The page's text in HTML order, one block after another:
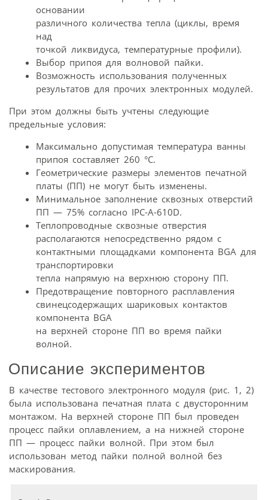
основании
различного количества тепла (циклы, время
над
точкой ликвидуса, температурные профили).
Выбор припоя для волновой пайки.
Возможность использования полученных
результатов для прочих электронных модулей.
При этом должны быть учтены следующие
предельные условия:
Максимально допустимая температура ванны
припоя составляет 260 °C.
Геометрические размеры элементов печатной
платы (ПП) не могут быть изменены.
Минимальное заполнение сквозных отверстий
ПП — 75% согласно IPC-A-610D.
Теплопроводные сквозные отверстия
располагаются непосредственно рядом с
контактными площадками компонента BGA для
транспортировки
тепла напрямую на верхнюю сторону ПП.
Предотвращение повторного расплавления
свинецсодержащих шариковых контактов
компонента BGA
на верхней стороне ПП во время пайки
волной.
Описание экспериментов
В качестве тестового электронного модуля (рис. 1, 2)
была использована печатная плата с двусторонним
монтажом. На верхней стороне ПП был проведен
процесс пайки оплавлением, а на нижней стороне
ПП — процесс пайки волной. При этом был
использован метод пайки полной волной без
маскирования.